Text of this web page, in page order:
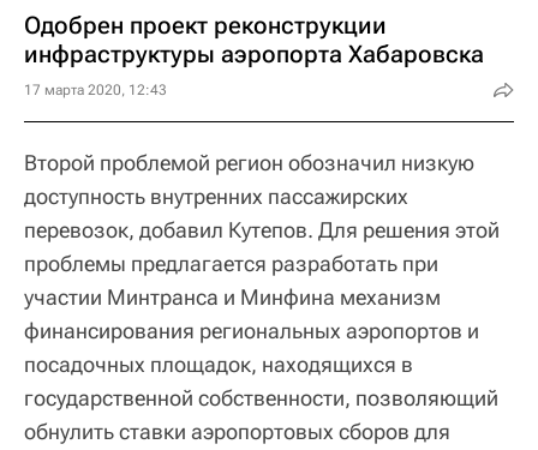
Одобрен проект реконструкции
инфраструктуры аэропорта Хабаровска
17 марта 2020, 12:43
Второй проблемой регион обозначил низкую
доступность внутренних пассажирских
перевозок, добавил Кутепов. Для решения этой
проблемы предлагается разработать при
участии Минтранса и Минфина механизм
финансирования региональных аэропортов и
посадочных площадок, находящихся в
государственной собственности, позволяющий
обнулить ставки аэропортовых сборов для